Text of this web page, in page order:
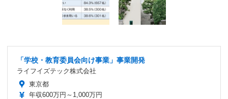
「学校・教育委員会向け事業」事業開発
ライフイズテック株式会社
東京都
年収600万円～1,000万円